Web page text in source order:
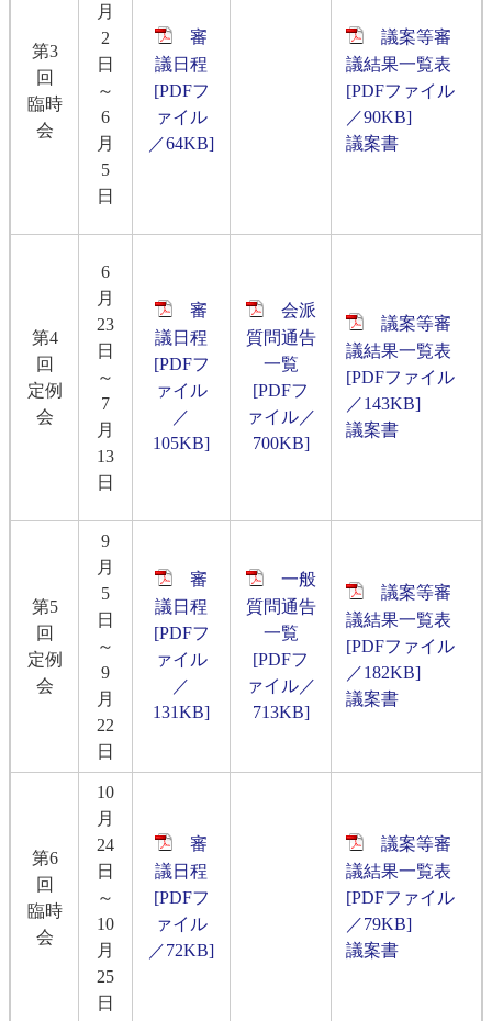
第3
回
臨時
会
月
2
日
～
6
月
5
日
審
議日程
[PDFフ
ァイル
／64KB]
議案等審
議結果一覧表
[PDFファイル
／90KB]
議案書
第4
回
定例
会
6
月
23
日
～
7
月
13
日
審
議日程
[PDFフ
ァイル
／
105KB]
会派
質問通告
一覧
[PDFフ
ァイル／
700KB]
議案等審
議結果一覧表
[PDFファイル
／143KB]
議案書
第5
回
定例
会
9
月
5
日
～
9
月
22
日
審
議日程
[PDFフ
ァイル
／
131KB]
一般
質問通告
一覧
[PDFフ
ァイル／
713KB]
議案等審
議結果一覧表
[PDFファイル
／182KB]
議案書
第6
回
臨時
会
10
月
24
日
～
10
月
25
日
審
議日程
[PDFフ
ァイル
／72KB]
議案等審
議結果一覧表
[PDFファイル
／79KB]
議案書